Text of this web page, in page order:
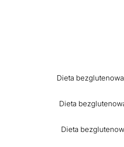
Dieta
Dieta
Dieta